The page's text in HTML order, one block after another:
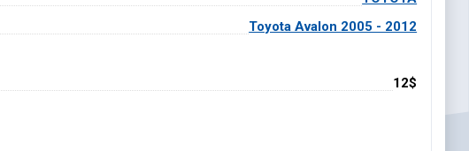
Toyota Avalon 2005 - 2012
12$